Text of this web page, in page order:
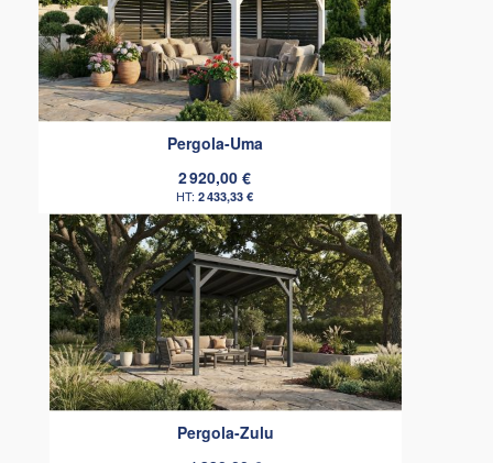
Pergola-Uma
2 920,00 €
2 433,33 €
Pergola-Zulu